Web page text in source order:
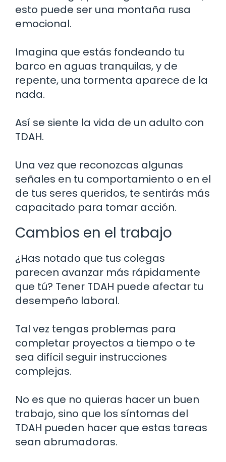
esto puede ser una montaña rusa
emocional.
Imagina que estás fondeando tu
barco en aguas tranquilas, y de
repente, una tormenta aparece de la
nada.
Así se siente la vida de un adulto con
TDAH.
Una vez que reconozcas algunas
señales en tu comportamiento o en el
de tus seres queridos, te sentirás más
capacitado para tomar acción.
Cambios en el trabajo
¿Has notado que tus colegas
parecen avanzar más rápidamente
que tú? Tener TDAH puede afectar tu
desempeño laboral.
Tal vez tengas problemas para
completar proyectos a tiempo o te
sea difícil seguir instrucciones
complejas.
No es que no quieras hacer un buen
trabajo, sino que los síntomas del
TDAH pueden hacer que estas tareas
sean abrumadoras.